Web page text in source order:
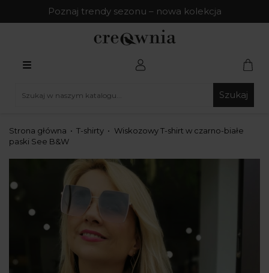
Poznaj trendy sezonu – nowa kolekcja
Szukaj
Strona główna T-shirty
Wiskozowy T-shirt w czarno-białe
paski See B&W